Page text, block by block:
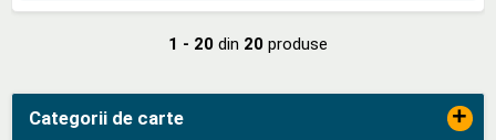
Categorii de carte +
1 - 20 din 20 produse